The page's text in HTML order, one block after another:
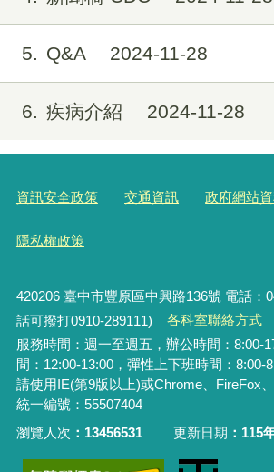
5 Q&A 2024-11-28
6 疾病介紹 2024-11-28
資訊安全政策 交通資訊 政府網站
隱私權政策
420206臺中市豐原區中興路136號 電話：
話可撥打0910-289111)
各科室聯絡方式
服務時間：週一至週五，辦公時間：8:00-
間：12:00-13:00，彈性上下班時間：8:00-
請使用IE(第9版以上)或Chrome、FireFox
統一編號：55507404
瀏覽人次
13456531 更新日期 115